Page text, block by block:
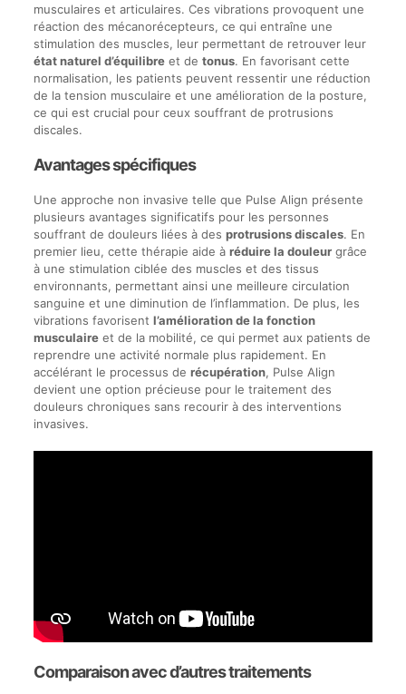
musculaires et articulaires. Ces vibrations provoquent une
réaction des mécanorécepteurs, ce qui entraîne une
stimulation des muscles, leur permettant de retrouver leur
état naturel d’équilibreet de tonus. En favorisant cette
normalisation, les patients peuvent ressentir une réduction
de la tension musculaire et une amélioration de la posture,
ce qui est crucial pour ceux souffrant de protrusions
discales.
Avantages spécifiques
Une approche non invasive telle que Pulse Align présente
plusieurs avantages significatifs pour les personnes
souffrant de douleurs liées à des protrusions discales. En
premier lieu, cette thérapie aide à réduire la douleurgrâce
à une stimulation ciblée des muscles et des tissus
environnants, permettant ainsi une meilleure circulation
sanguine et une diminution de l’inflammation. De plus, les
vibrations favorisent l’amélioration de la fonction
musculaireet de la mobilité, ce qui permet aux patients de
reprendre une activité normale plus rapidement. En
accélérant le processus de récupération, Pulse Align
devient une option précieuse pour le traitement des
douleurs chroniques sans recourir à des interventions
invasives.
Comparaison avec d’autres traitements